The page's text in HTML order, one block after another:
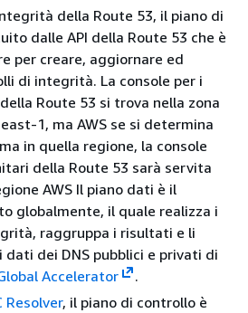
della Route 53, il piano di
dalle API della Route 53 che è
per creare, aggiornare ed
di integrità. La console per i
Route 53 si trova nella zona
1, ma AWS se si determina
in quella regione, la console
della Route 53 sarà servita
AWS Il piano dati è il
globalmente, il quale realizza i
raggruppa i risultati e li
dati dei DNS pubblici e privati di
Accelerator
.
Resolver, il piano di controllo è